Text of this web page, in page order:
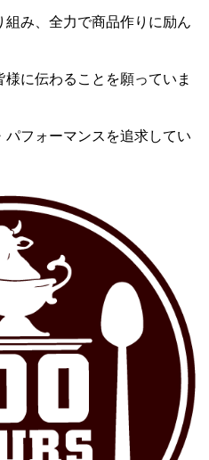
み、全力で商品作りに励ん
に伝わることを願っていま
フォーマンスを追求してい